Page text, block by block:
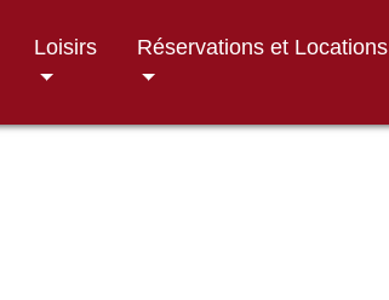
Loisirs Réservations et Locations